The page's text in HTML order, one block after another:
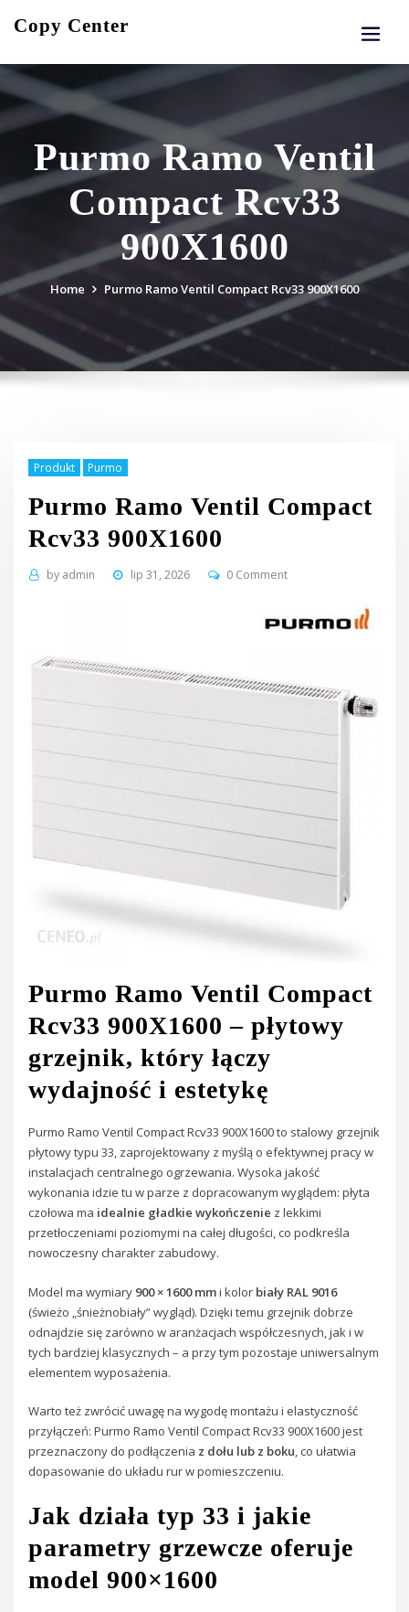
Copy Center
Purmo Ramo Ventil
Compact Rcv33
900X1600
Home Purmo Ramo Ventil Compact Rcv33 900X1600
Produkt Purmo
Purmo Ramo Ventil Compact
Rcv33 900X1600
by admin lip 31, 2026 0 Comment
Purmo Ramo Ventil Compact
Rcv33 900X1600 – płytowy
grzejnik, który łączy
wydajność i estetykę
Purmo Ramo Ventil Compact Rcv33 900X1600 to stalowy grzejnik
płytowy typu 33, zaprojektowany z myślą o efektywnej pracy w
instalacjach centralnego ogrzewania. Wysoka jakość
wykonania idzie tu w parze z dopracowanym wyglądem: płyta
czołowa ma idealnie gładkie wykończenie z lekkimi
przetłoczeniami poziomymi na całej długości, co podkreśla
nowoczesny charakter zabudowy.
Model ma wymiary 900 × 1600 mmi kolor biały RAL 9016
(świeżo „śnieżnobiały” wygląd). Dzięki temu grzejnik dobrze
odnajdzie się zarówno w aranżacjach współczesnych, jak i w
tych bardziej klasycznych – a przy tym pozostaje uniwersalnym
elementem wyposażenia.
Warto też zwrócić uwagę na wygodę montażu i elastyczność
przyłączeń: Purmo Ramo Ventil Compact Rcv33 900X1600 jest
przeznaczony do podłączenia z dołu lub z boku, co ułatwia
dopasowanie do układu rur w pomieszczeniu.
Jak działa typ 33 i jakie
parametry grzewcze oferuje
model 900×1600